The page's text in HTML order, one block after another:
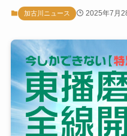
加古川ニュース 2025年7月